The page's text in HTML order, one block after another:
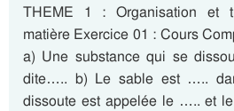
THEME 1 : Organisation et
matière Exercice 01 : Cours
a) Une substance qui se
dite….. b) Le sable est …..
dissoute est appelée le ….. et